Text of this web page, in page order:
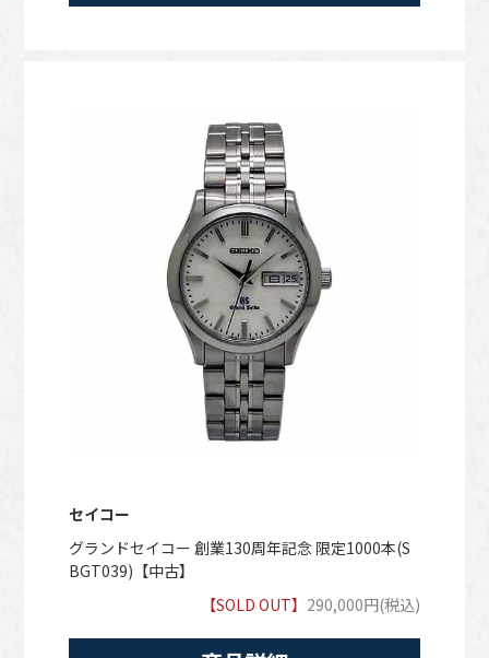
セイコー
グランドセイコー 創業130周年記念 限定1000本(S
BGT039)【中古】
【SOLD OUT】 290,000円(税込)